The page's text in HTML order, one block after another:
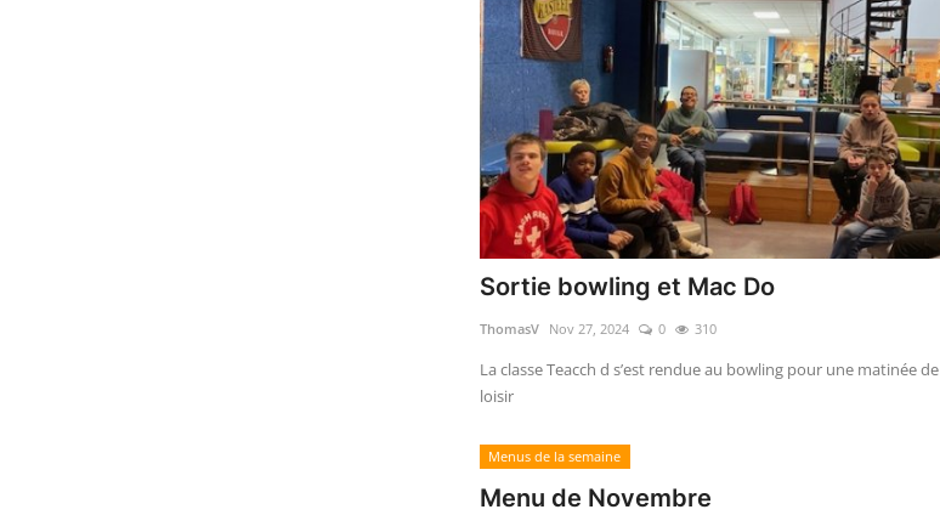
Sortie bowling et Mac Do
ThomasV Nov 27, 2024 0 310
La classe Teacch d s’est rendue au bowling pour une matinée de
loisir
Menus de la semaine
Menu de Novembre